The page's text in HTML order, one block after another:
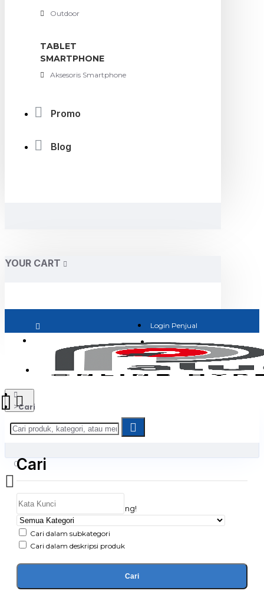
Outdoor
TABLET
SMARTPHONE
Aksesoris Smartphone
Promo
Blog
YOUR CART
Login Penjual
Jadi Penjual
0
Daftar belanja Anda kosong!
Cari
Cari
Cari dalam subkategori
Cari dalam deskripsi produk
Cari